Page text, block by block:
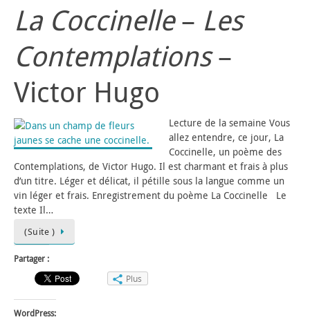
La Coccinelle– Les
Contemplations–
Victor Hugo
Lecture de la semaine Vous
allez entendre, ce jour, La
Coccinelle, un poème des
Contemplations, de Victor Hugo. Il est charmant et frais à plus
d’un titre. Léger et délicat, il pétille sous la langue comme un
vin léger et frais. Enregistrement du poème La Coccinelle Le
texte Il…
(Suite )
Partager :
Plus
WordPress: